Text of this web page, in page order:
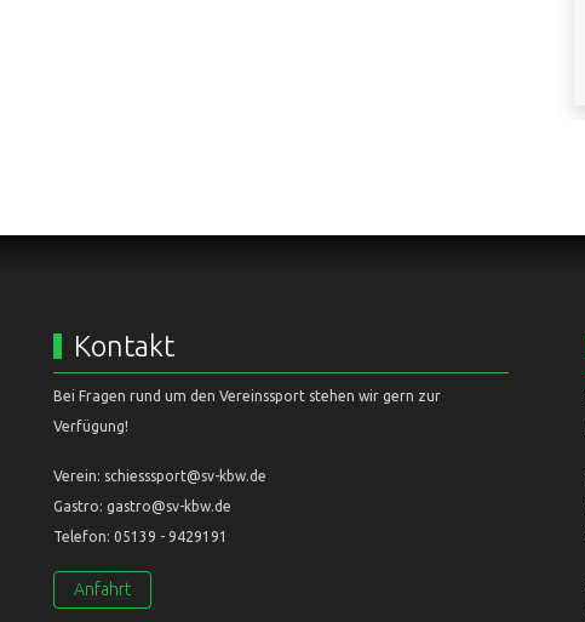
Kontakt
Bei Fragen rund um den Vereinssport stehen wir gern zur
Verfügung!
Verein: schiesssport@sv-kbw.de
Gastro: gastro@sv-kbw.de
Telefon: 05139 - 9429191
Anfahrt